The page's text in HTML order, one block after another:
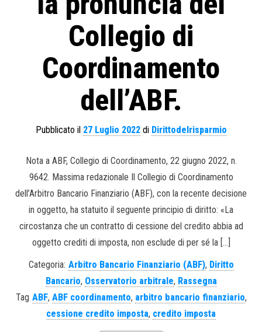
Collegio di
Coordinamento
dell’ABF.
Pubblicato il 27 Luglio 2022di Dirittodelrisparmio
Nota a ABF, Collegio di Coordinamento, 22 giugno 2022, n.
9642. Massima redazionale Il Collegio di Coordinamento
dell’Arbitro Bancario Finanziario (ABF), con la recente decisione
in oggetto, ha statuito il seguente principio di diritto: «La
circostanza che un contratto di cessione del credito abbia ad
oggetto crediti di imposta, non esclude di per sé la […]
Categoria: Arbitro Bancario Finanziario (ABF), Diritto
Bancario, Osservatorio arbitrale, Rassegna
Tag ABF, ABF coordinamento, arbitro bancario finanziario,
cessione credito imposta, credito imposta